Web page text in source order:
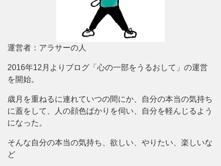
運営者：アラサーの人
2016年12月よりブログ「心の一部をうるおして」の運営
を開始。
歳月を重ねるに連れていつの間にか、自分の本当の気持ち
に蓋をして、人の顔色ばかりを伺い、自分を軽んじるよう
になった。
そんな自分の本当の気持ち、欲しい、やりたい、楽しいな
ど